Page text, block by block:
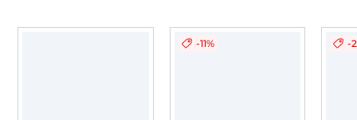
-11% -